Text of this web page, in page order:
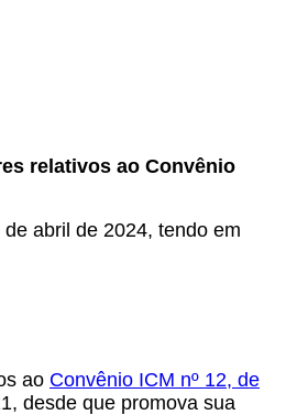
relativos ao Convênio
abril de 2024, tendo em
ao Convênio ICM nº 12, de
desde que promova sua